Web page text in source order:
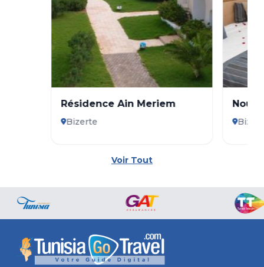
Résidence Ain Meriem
Bizerte
Nour
Voir Tout